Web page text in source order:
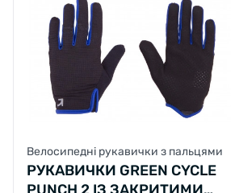
Велосипедні рукавички з пальцями
РУКАВИЧКИ GREEN CYCLE